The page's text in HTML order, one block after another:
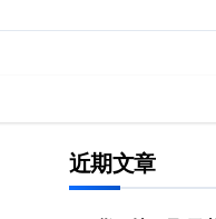
近期文章